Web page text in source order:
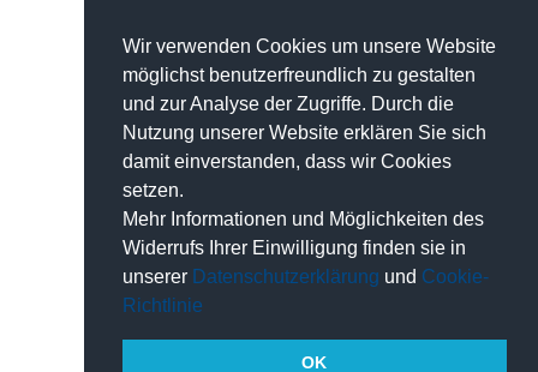
Wir verwenden Cookies um unsere Website
möglichst benutzerfreundlich zu gestalten
und zur Analyse der Zugriffe. Durch die
Nutzung unserer Website erklären Sie sich
damit einverstanden, dass wir Cookies
setzen.
Mehr Informationen und Möglichkeiten des
Widerrufs Ihrer Einwilligung finden sie in
unserer Datenschutzerklärung und Cookie-
Richtlinie
OK